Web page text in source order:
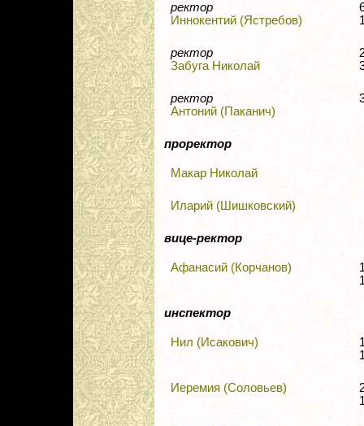
ректор
Иннокентий (Ястребов)
ректор
Забуга Николай
ректор
Антоний (Паканич)
проректор
Макар Николай
Иларий (Шишковский)
вице-ректор
Афанасий (Корчанов)
инспектор
Нил (Исакович)
Иеремия (Соловьев)